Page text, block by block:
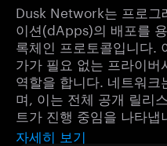
Dusk Network는 프로그
이션(dApps)의 배포를
록체인 프로토콜입니다.
가가 필요 없는 프라이
역할을 합니다. 네트워
며, 이는 전체 공개 릴리
트가 진행 중임을 나타냅
자세히 보기